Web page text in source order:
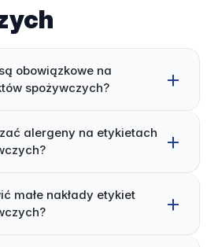
obowiązkowe na
spożywczych?
alergeny na etykietach
małe nakłady etykiet